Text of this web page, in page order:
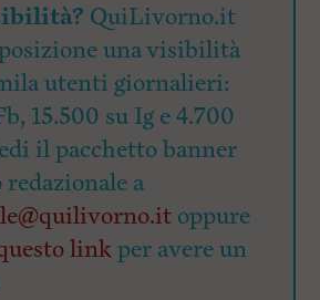
QuiLivorno.it
una visibilità
utenti giornalieri:
15.500 su Ig e 4.700
il pacchetto banner
a
oppure
linkper avere un